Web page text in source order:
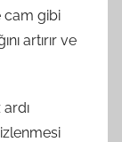
cam gibi
artırır ve